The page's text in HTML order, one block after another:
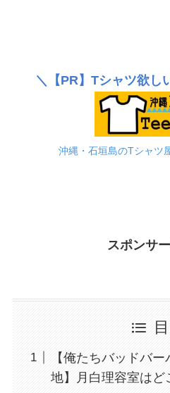
＼ 【PR】 Tシャツ欲し
沖縄・石垣島のTシャツ
スポンサ
【俺たちバッドバ
地】月白理容室はど